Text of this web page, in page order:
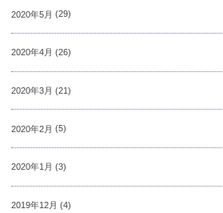
2020年5月 (29)
2020年4月 (26)
2020年3月 (21)
2020年2月 (5)
2020年1月 (3)
2019年12月 (4)